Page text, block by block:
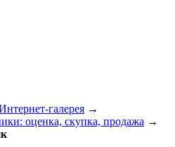
галерея →
оценка, скупка, продажа →